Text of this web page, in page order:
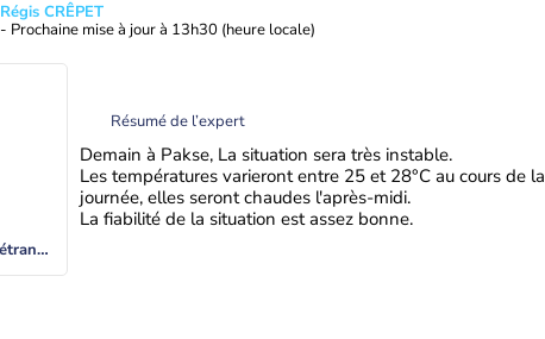
Régis CRÊPET
- Prochaine mise à jour à 13h30 (heure locale)
Actualités Météo à l'étranger
Résumé de l’expert
Demain à Pakse, La situation sera très instable.
Les températures varieront entre 25 et 28°C au cours de la
journée, elles seront chaudes l'après-midi.
La fiabilité de la situation est assez bonne.